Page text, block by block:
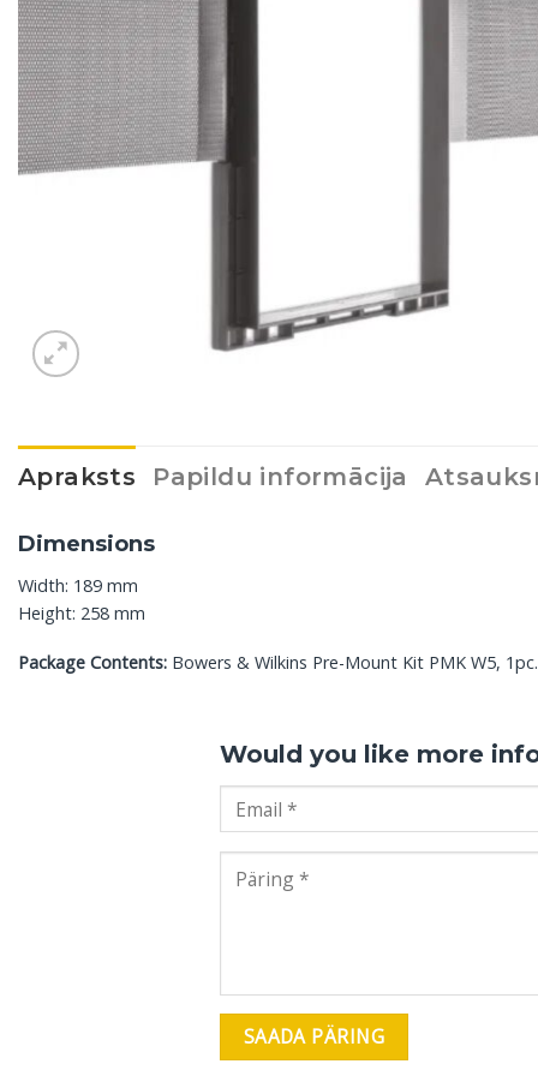
Apraksts Papildu informācija
Dimensions
Width: 189 mm
Height: 258 mm
Package Contents: Bowers & Wilkins Pre-Mount Kit PMK W5, 1pc.
Would you like more